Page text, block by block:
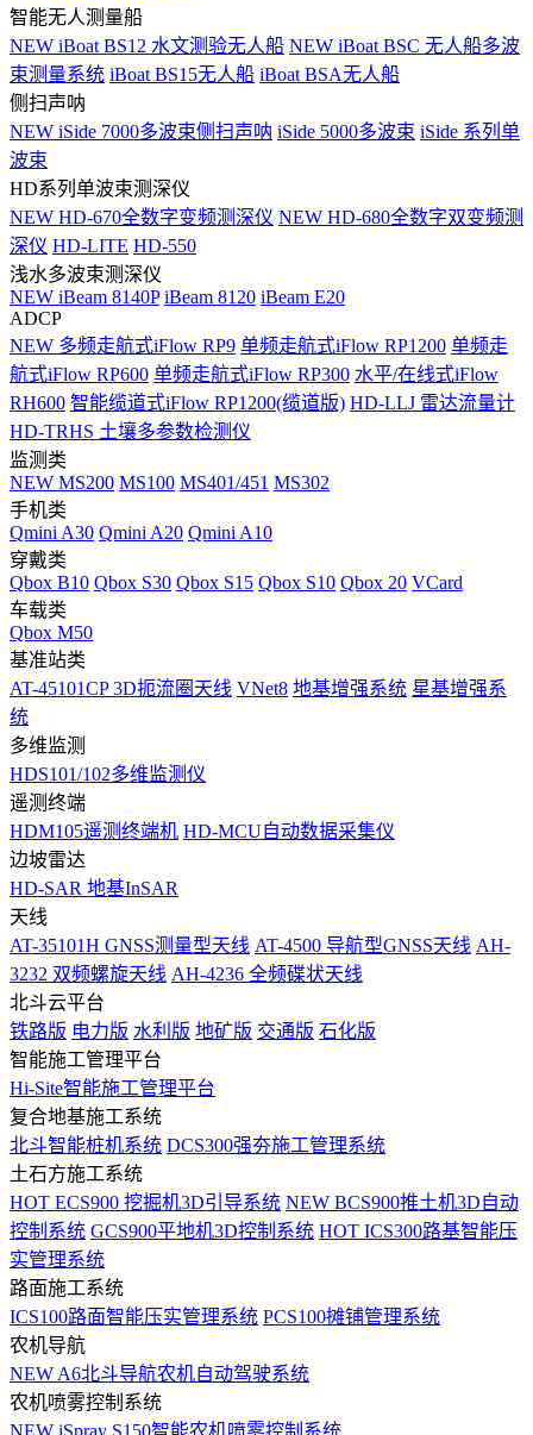
智能无人测量船
NEW iBoat BS12 水文测验无人船 NEW iBoat BSC 无人船多波
束测量系统 iBoat BS15无人船 iBoat BSA无人船
侧扫声呐
NEW iSide 7000多波束侧扫声呐 iSide 5000多波束 iSide 系列单
波束
HD系列单波束测深仪
NEW HD-670全数字变频测深仪 NEW HD-680全数字双变频测
深仪 HD-LITE HD-550
浅水多波束测深仪
NEW iBeam 8140P iBeam 8120 iBeam E20
ADCP
NEW 多频走航式iFlow RP9 单频走航式iFlow RP1200 单频走
航式iFlow RP600 单频走航式iFlow RP300 水平/在线式iFlow
RH600 智能缆道式iFlow RP1200(缆道版) HD-LLJ 雷达流量计
HD-TRHS 土壤多参数检测仪
监测类
NEW MS200 MS100 MS401/451 MS302
手机类
Qmini A30 Qmini A20 Qmini A10
穿戴类
Qbox B10 Qbox S30 Qbox S15 Qbox S10 Qbox 20 VCard
车载类
Qbox M50
基准站类
AT-45101CP 3D扼流圈天线 VNet8 地基增强系统 星基增强系
统
多维监测
HDS101/102多维监测仪
遥测终端
HDM105遥测终端机 HD-MCU自动数据采集仪
边坡雷达
HD-SAR 地基InSAR
天线
AT-35101H GNSS测量型天线 AT-4500 导航型GNSS天线 AH-
3232 双频螺旋天线 AH-4236 全频碟状天线
北斗云平台
铁路版 电力版 水利版 地矿版 交通版 石化版
智能施工管理平台
Hi-Site智能施工管理平台
复合地基施工系统
北斗智能桩机系统 DCS300强夯施工管理系统
土石方施工系统
HOT ECS900 挖掘机3D引导系统 NEW BCS900推土机3D自动
控制系统 GCS900平地机3D控制系统 HOT ICS300路基智能压
实管理系统
路面施工系统
ICS100路面智能压实管理系统 PCS100摊铺管理系统
农机导航
NEW A6北斗导航农机自动驾驶系统
农机喷雾控制系统
NEW iSpray S150智能农机喷雾控制系统